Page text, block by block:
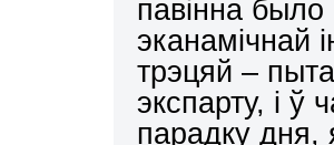
павінна
эканамічнай
трэцяй –
экспарту, і ў
парадку дня,